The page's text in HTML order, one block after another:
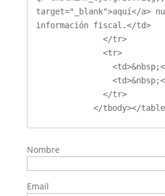
target="_blank">aquí</a>
información fiscal.</td>
</tbody></
Nombre
Email